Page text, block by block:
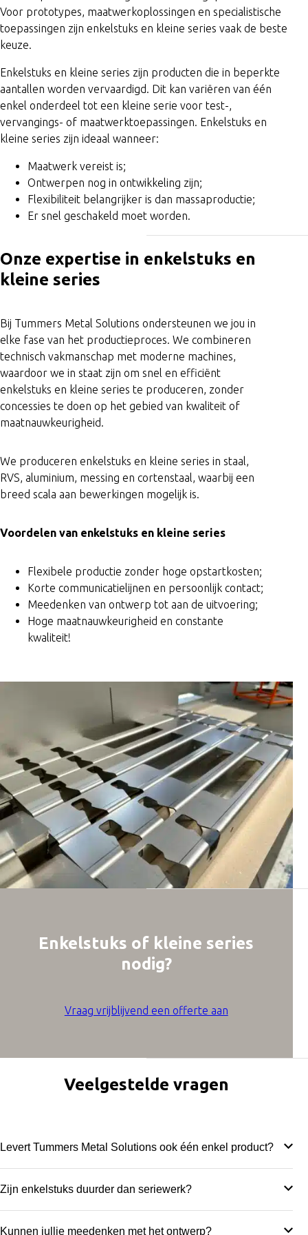
Afbramen, kanten breken en trommelen
Geautomatiseerd lassen
bescherming als een hoogwaardige finish.
enkelstuks of series.
Voor prototypes, maatwerkoplossingen en specialistische
toepassingen zijn enkelstuks en kleine series vaak de beste
keuze.
Enkelstuks en kleine series zijn producten die in beperkte
aantallen worden vervaardigd. Dit kan variëren van één
enkel onderdeel tot een kleine serie voor test-,
vervangings- of maatwerktoepassingen. Enkelstuks en
kleine series zijn ideaal wanneer:
Maatwerk vereist is;
Ontwerpen nog in ontwikkeling zijn;
Flexibiliteit belangrijker is dan massaproductie;
Er snel geschakeld moet worden.
Onze expertise in enkelstuks en
kleine series
Bij Tummers Metal Solutions ondersteunen we jou in
elke fase van het productieproces. We combineren
technisch vakmanschap met moderne machines,
waardoor we in staat zijn om snel en efficiënt
enkelstuks en kleine series te produceren, zonder
concessies te doen op het gebied van kwaliteit of
maatnauwkeurigheid.
We produceren enkelstuks en kleine series in staal,
RVS, aluminium, messing en cortenstaal, waarbij een
breed scala aan bewerkingen mogelijk is.
Voordelen van enkelstuks en kleine series
Flexibele productie zonder hoge opstartkosten;
Korte communicatielijnen en persoonlijk contact;
Meedenken van ontwerp tot aan de uitvoering;
Hoge maatnauwkeurigheid en constante
kwaliteit!
Enkelstuks of kleine series
nodig?
Vraag vrijblijvend een offerte aan
Veelgestelde vragen
Levert Tummers Metal Solutions ook één enkel product?
Ook voor één enkel onderdeel kun je bij ons terecht.
Zijn enkelstuks duurder dan seriewerk?
Kunnen jullie meedenken met het ontwerp?